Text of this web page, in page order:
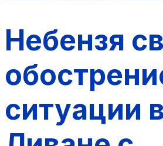
Небензя
ситуации